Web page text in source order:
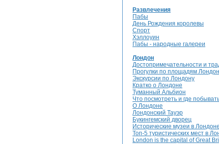
Развлечения
Пабы
День Рождения королевы
Cпорт
Хэллоуин
Пабы - народные галереи
Лондон
Достопримечательности и
Прогулки по площадям
Экскурсии по Лондону
Кратко о Лондоне
Туманный Альбион
Что посмотреть и где
О Лондоне
Лондонский Тауэр
Букингемский дворец
Исторические музеи в
Топ-5 туристических мест в
London is the capital of Great